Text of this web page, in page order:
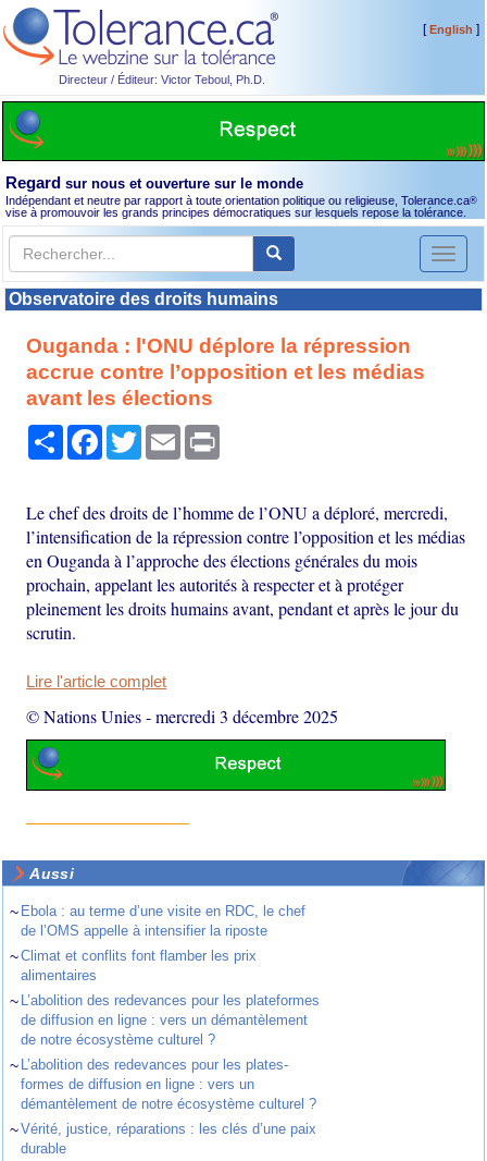
Directeur / Éditeur: Victor Teboul, Ph.D.
[English ]
Regard sur nous et ouverture sur le monde
Indépendant et neutre par rapport à toute orientation politique ou religieuse, Tolerance.ca®
vise à promouvoir les grands principes démocratiques sur lesquels repose la tolérance.
Toggle
Observatoire des droits humains
Ouganda : l'ONU déplore la répression
accrue contre l’opposition et les médias
avant les élections
PartagerFacebook
TwitterEmail
Le chef des droits de l’homme de l’ONU a déploré, mercredi,
l’intensification de la répression contre l’opposition et les médias
en Ouganda à l’approche des élections générales du mois
prochain, appelant les autorités à respecter et à protéger
pleinement les droits humains avant, pendant et après le jour du
scrutin.
Lire l'article complet
© Nations Unies-mercredi 3 décembre 2025
Aussi
~ Ebola : au terme d’une visite en RDC, le chef
de l’OMS appelle à intensifier la riposte
~Climat et conflits font flamber les prix
alimentaires
~ L’abolition des redevances pour les plateformes
de diffusion en ligne : vers un démantèlement
de notre écosystème culturel ?
~ L’abolition des redevances pour les plates-
formes de diffusion en ligne : vers un
démantèlement de notre écosystème culturel ?
~Vérité, justice, réparations : les clés d’une paix
durable